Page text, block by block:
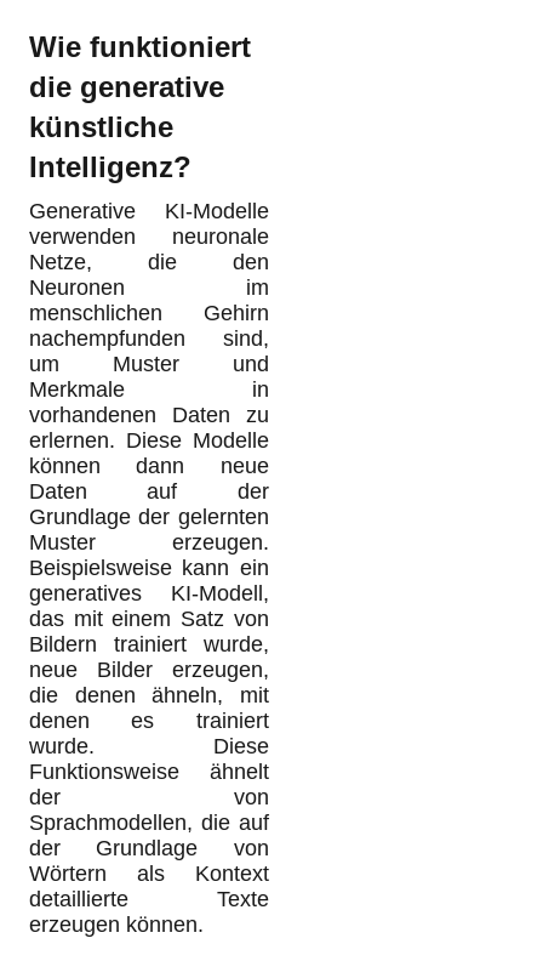
Wie funktioniert
die generative
künstliche
Intelligenz?
Generative KI-Modelle
verwenden neuronale
Netze, die den
Neuronen im
menschlichen Gehirn
nachempfunden sind,
um Muster und
Merkmale in
vorhandenen Daten zu
erlernen. Diese Modelle
können dann neue
Daten auf der
Grundlage der gelernten
Muster erzeugen.
Beispielsweise kann ein
generatives KI-Modell,
das mit einem Satz von
Bildern trainiert wurde,
neue Bilder erzeugen,
die denen ähneln, mit
denen es trainiert
wurde. Diese
Funktionsweise ähnelt
der von
Sprachmodellen, die auf
der Grundlage von
Wörtern als Kontext
detaillierte Texte
erzeugen können.